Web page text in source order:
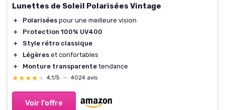
Lunettes de Soleil Polarisées Vintage
＋ Polarisées pour une meilleure vision
＋
Protection 100% UV400
＋
Style rétro classique
＋
Légères et confortables
＋
Monture transparente tendance
★★★★★
★★★★★ 4,1/5 — 4024 avis
Voir l'offre